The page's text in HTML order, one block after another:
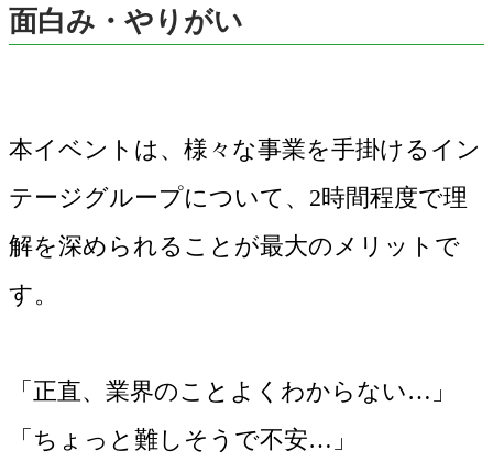
面白み・やりがい
本イベントは、様々な事業を手掛けるイン
テージグループについて、2時間程度で理
解を深められることが最大のメリットで
す。
「正直、業界のことよくわからない…」
「ちょっと難しそうで不安…」